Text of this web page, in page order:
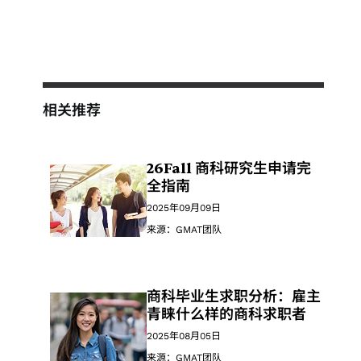
相关推荐
26Fall 商科研究生申请完
全指南
2025年09月09日
来源：GMAT团队
商科毕业生求职分析：雇主
青睐什么样的商科求职者
2025年08月05日
来源：GMAT团队